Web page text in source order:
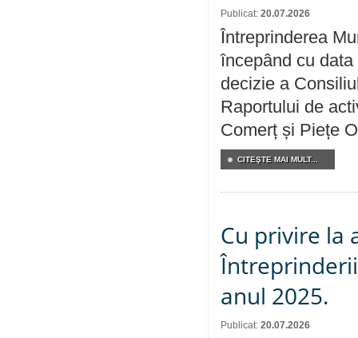
Publicat: 20.07.2026
Întreprinderea
începând cu
decizie a
Raportului de
Comerț și Piețe
CITEŞTE MAI MULT...
Cu privire la
anul 2025.
Publicat: 20.07.2026